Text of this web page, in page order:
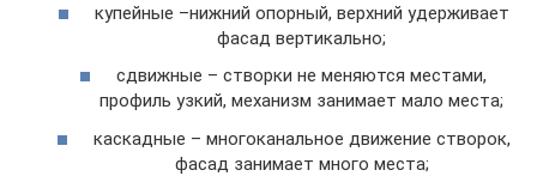
купейные –нижний опорный, верхний удерживает
фасад вертикально;
сдвижные – створки не меняются местами,
профиль узкий, механизм занимает мало места;
каскадные – многоканальное движение створок,
фасад занимает много места;